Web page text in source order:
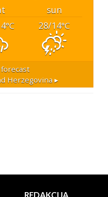
sun
°C 28/14°C
Herzegovina ▸
REDAKCIJA